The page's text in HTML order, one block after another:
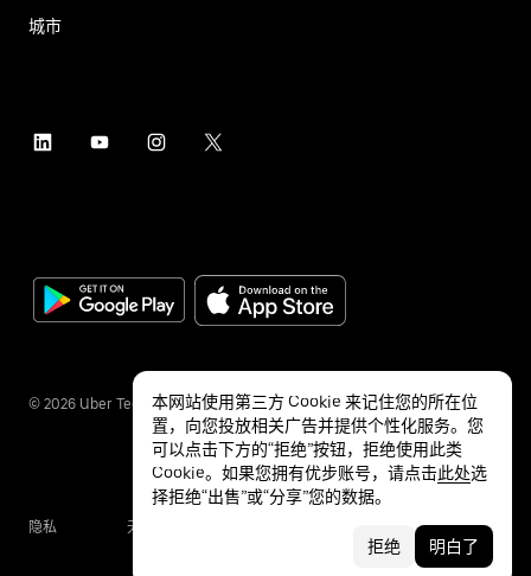
城市
© 2026 Uber Technologies Inc.
隐私 无障碍服务
本网站使用第三方 Cookie 来记住您的所在位
置，向您投放相关广告并提供个性化服务。您
可以点击下方的“拒绝”按钮，拒绝使用此类
Cookie。如果您拥有优步账号，请点击此处选
择拒绝“出售”或“分享”您的数据。
拒绝 明白了